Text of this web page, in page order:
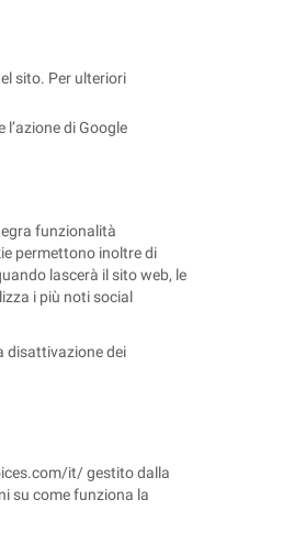
sito. Per ulteriori
di Google
funzionalità
permettono inoltre di
lascerà il sito web, le
i più noti social
disattivazione dei
it/ gestito dalla
su come funziona la